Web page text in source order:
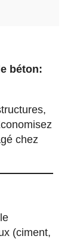
béton:
chez
(ciment,